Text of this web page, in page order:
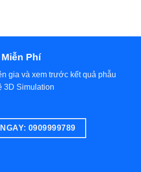
Phí
gia và xem trước kết quả phẫu
3D Simulation
0909999789